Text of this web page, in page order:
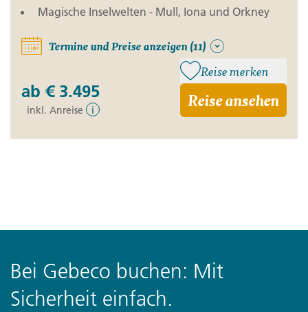
Magische Inselwelten - Mull, Iona und Orkney
Termine und Preise anzeigen (11)
ab € 3.495
inkl. Anreise i
Reise merken
Reise ansehen
Bei Gebeco buchen: Mit
Sicherheit einfach.